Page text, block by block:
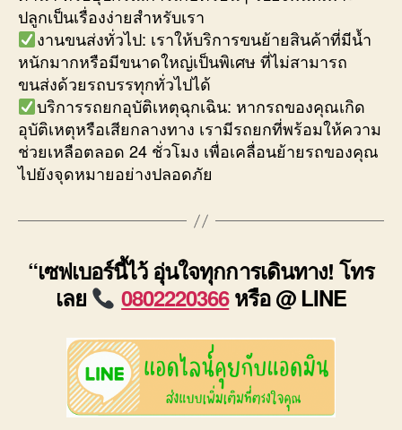
ปลูกเป็นเรื่องง่ายสำหรับเรา
งานขนส่งทั่วไป: เราให้บริการขนย้ายสินค้าที่มีน้ำ
หนักมากหรือมีขนาดใหญ่เป็นพิเศษ ที่ไม่สามารถ
ขนส่งด้วยรถบรรทุกทั่วไปได้
บริการรถยกอุบัติเหตุฉุกเฉิน: หากรถของคุณเกิด
อุบัติเหตุหรือเสียกลางทาง เรามีรถยกที่พร้อมให้ความ
ช่วยเหลือตลอด 24 ชั่วโมง เพื่อเคลื่อนย้ายรถของคุณ
ไปยังจุดหมายอย่างปลอดภัย
“เซฟเบอร์นี้ไว้ อุ่นใจทุกการเดินทาง! โทร
เลย
0802220366หรือ @ LINE